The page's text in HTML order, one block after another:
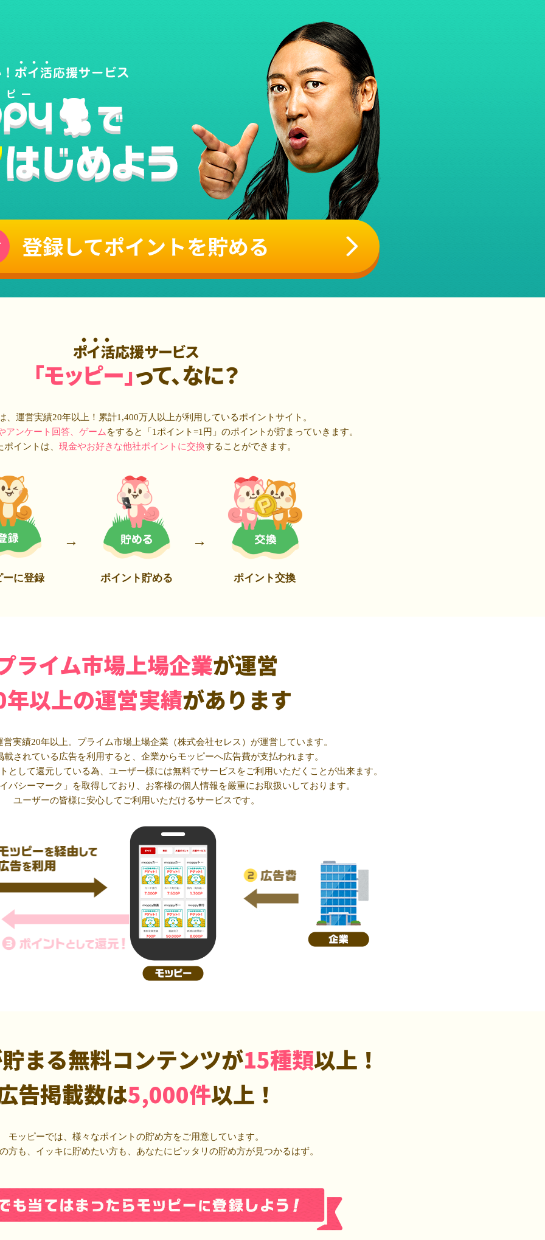
登録してポイントを貯める
ポイ活応援サービス
「モッピー」って、なに？
、運営実績20年以上！累計1,400万人 以上が利用しているポイントサイト。
アンケート回答、ゲーム をすると「1ポイント=1円」のポイントが貯まっていきます。
ポイントは、 現金やお好きな他社ポイントに交換することができます。
ーに登録 ポイント貯める ポイント交換
ライム市場上場企業が運営
以上の運営実績があります
実績20年以上。プライム市場上場企業（株式会社セレス）が運営しています。
載されている広告を利用すると、企業からモッピーへ広告費が支払われます。
として還元している為、ユーザー様には無料でサービスをご利用いただくことが出来ます。
バシーマーク」を取得しており、お客様の個人情報を厳重にお取扱いしております。
ユーザーの皆様に安心してご利用いただけるサービスです。
まる無料コンテンツが15種類以上！
告掲載数は5,000件以上！
モッピーでは、様々なポイントの貯め方をご用意しています。
方も、イッキに貯めたい方も、あなたにピッタリの貯め方が見つかるはず。